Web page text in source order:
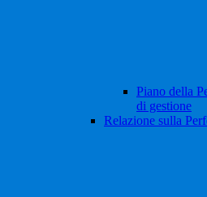
Piano della
di gestione
Relazione sulla